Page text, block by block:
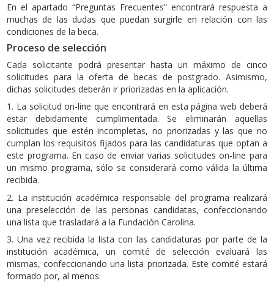
En el apartado “Preguntas Frecuentes” encontrará respuesta a
muchas de las dudas que puedan surgirle en relación con las
condiciones de la beca.
Proceso de selección
Cada solicitante podrá presentar hasta un máximo de cinco
solicitudes para la oferta de becas de postgrado. Asimismo,
dichas solicitudes deberán ir priorizadas en la aplicación.
1. La solicitud on-line que encontrará en esta página web deberá
estar debidamente cumplimentada. Se eliminarán aquellas
solicitudes que estén incompletas, no priorizadas y las que no
cumplan los requisitos fijados para las candidaturas que optan a
este programa. En caso de enviar varias solicitudes on-line para
un mismo programa, sólo se considerará como válida la última
recibida.
2. La institución académica responsable del programa realizará
una preselección de las personas candidatas, confeccionando
una lista que trasladará a la Fundación Carolina.
3. Una vez recibida la lista con las candidaturas por parte de la
institución académica, un comité de selección evaluará las
mismas, confeccionando una lista priorizada. Este comité estará
formado por, al menos: